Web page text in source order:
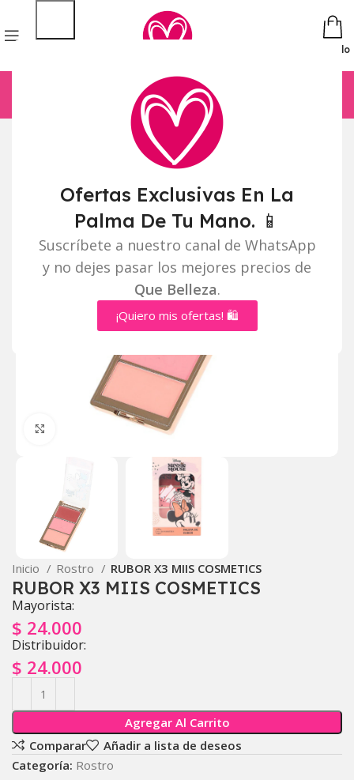
Ofertas Exclusivas En La
Palma De Tu Mano. 📱
Suscríbete a nuestro canal de WhatsApp
y no dejes pasar los mejores precios de
Que Belleza.
¡Quiero mis ofertas! 🛍️
Pedido
Click to enlarge
Inicio Rostro RUBOR X3 MIIS COSMETICS
RUBOR X3 MIIS COSMETICS
Mayorista:
$ 24.000
Distribuidor:
$ 24.000
Agregar Al Carrito
Comparar
Añadir a lista de deseos
Categoría: Rostro